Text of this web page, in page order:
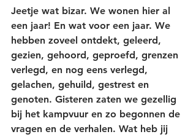
Jeetje wat bizar. We wonen hier al
een jaar! En wat voor een jaar. We
hebben zoveel ontdekt, geleerd,
gezien, gehoord, geproefd, grenzen
verlegd, en nog eens verlegd,
gelachen, gehuild, gestrest en
genoten. Gisteren zaten we gezellig
bij het kampvuur en zo begonnen de
vragen en de verhalen. Wat heb jij